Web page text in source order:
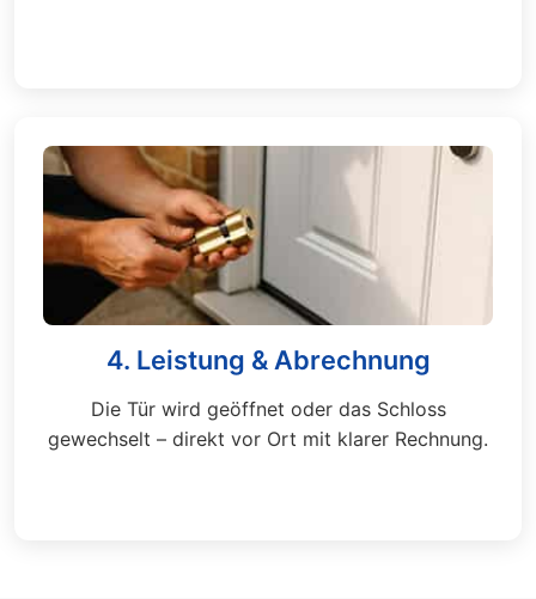
4. Leistung & Abrechnung
Die Tür wird geöffnet oder das Schloss
gewechselt – direkt vor Ort mit klarer Rechnung.